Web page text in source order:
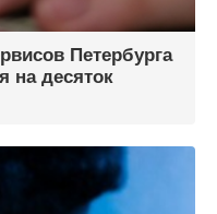
Петербурга
на десяток